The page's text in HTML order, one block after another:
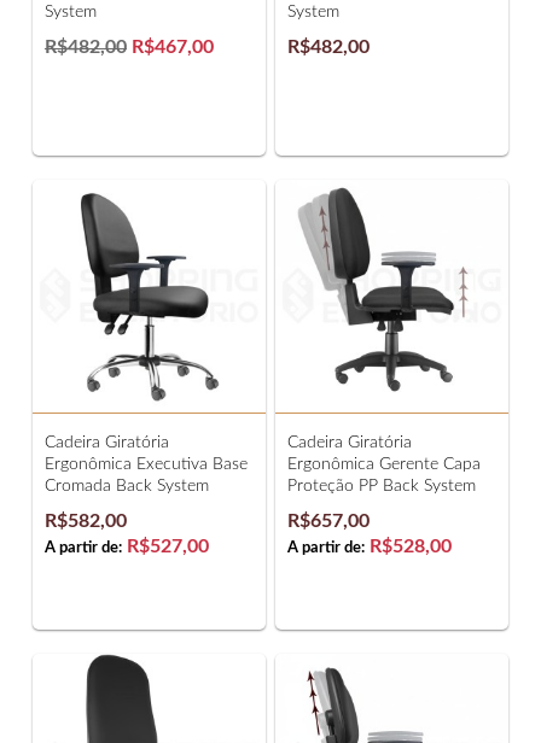
System
R$482,00 R$467,00
System
R$482,00
Cadeira Giratória
Ergonômica Executiva Base
Cromada Back System
R$582,00
A partir de: R$527,00
Cadeira Giratória
Ergonômica Gerente Capa
Proteção PP Back System
R$657,00
A partir de: R$528,00